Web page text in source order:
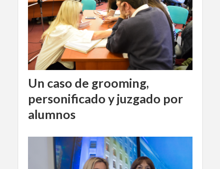
Un caso de grooming,
personificado y juzgado por
alumnos